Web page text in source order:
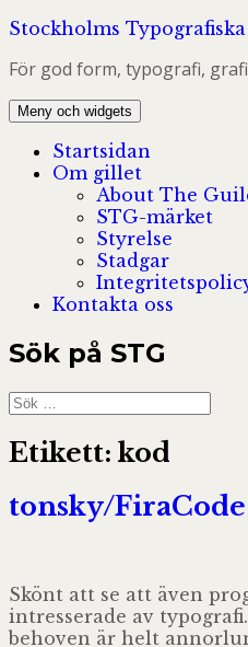
Hoppa
innehåll
Stockholms
För god form, typografi,
Meny och widgets
Startsidan
Om gillet
About The
STG-märket
Styrelse
Stadgar
Kontakta oss
Sök på STG
Sök
efter:
Etikett: kod
tonsky/FiraCode
Skönt att se att även
intresserade av
behoven är helt